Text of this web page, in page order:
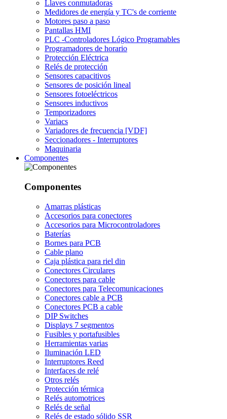
Llaves conmutadoras
Medidores de energía y TC's de corriente
Motores paso a paso
Pantallas HMI
PLC -Controladores Lógico Programables
Programadores de horario
Protección Eléctrica
Relés de protección
Sensores capacitivos
Sensores de posición lineal
Sensores fotoeléctricos
Sensores inductivos
Temporizadores
Variacs
Variadores de frecuencia [VDF]
Seccionadores - Interruptores
Maquinaria
Componentes
Componentes
Amarras plásticas
Accesorios para conectores
Accesorios para Microcontroladores
Baterías
Bornes para PCB
Cable plano
Caja plástica para riel din
Conectores Circulares
Conectores para cable
Conectores para Telecomunicaciones
Conectores cable a PCB
Conectores PCB a cable
DIP Switches
Displays 7 segmentos
Fusibles y portafusibles
Herramientas varias
Iluminación LED
Interruptores Reed
Interfaces de relé
Otros relés
Protección térmica
Relés automotrices
Relés de señal
Relés de estado sólido SSR